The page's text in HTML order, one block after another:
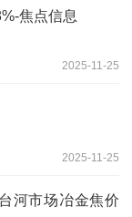
焦点信息
2025-11-25
2025-11-25
河市场冶金焦价